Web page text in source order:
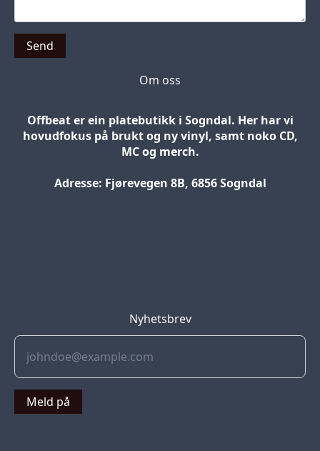
Send
Om oss
Offbeat er ein platebutikk i Sogndal. Her har vi
hovudfokus på brukt og ny vinyl, samt noko CD,
MC og merch.
Adresse: Fjørevegen 8B, 6856 Sogndal
Nyhetsbrev
Meld på